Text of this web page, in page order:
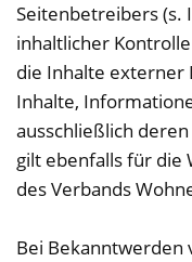
Seitenbetreibers (s.
inhaltlicher
die Inhalte externer
Inhalte,
ausschließlich
gilt ebenfalls für die
des Verbands
Bei Bekanntwerden